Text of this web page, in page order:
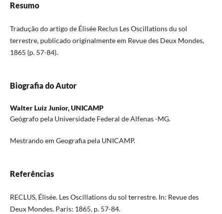
Resumo
Tradução do artigo de Élisée Reclus Les Oscillations du sol
terrestre, publicado originalmente em Revue des Deux Mondes,
1865 (p. 57-84).
Biografia do Autor
Walter Luiz Junior,UNICAMP
Geógrafo pela Universidade Federal de Alfenas -MG.
Mestrando em Geografia pela UNICAMP.
Referências
RECLUS, Élisée. Les Oscillations du sol terrestre. In: Revue des
Deux Mondes. Paris: 1865, p. 57-84.